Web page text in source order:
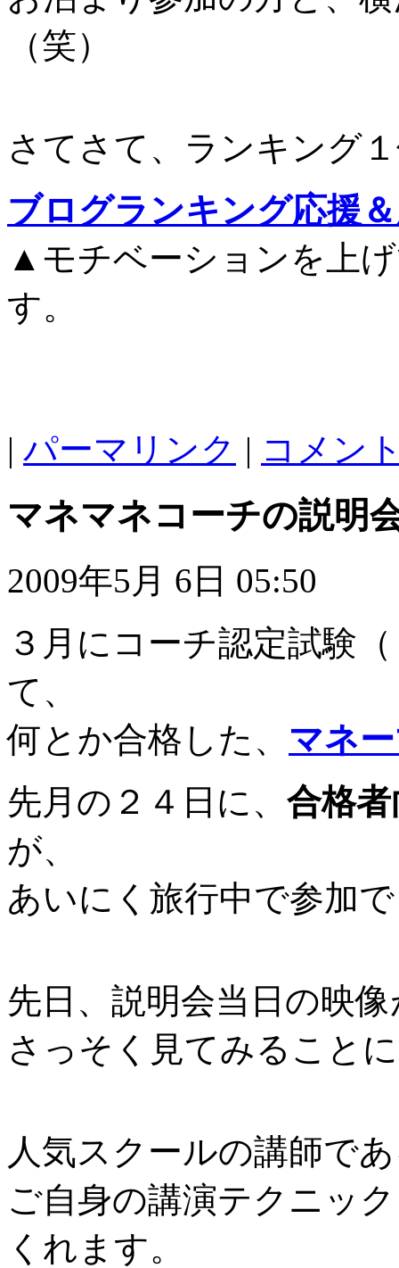
（笑）
さてさて、ランキング
ブログランキング応援
▲モチベーションを上
す。
| パーマリンク | コメン
マネマネコーチの説明
2009年5月 6日 05:50
３月にコーチ認定試験
て、
何とか合格した、 マネ
先月の２４日に、 合格
が、
あいにく旅行中で参加
先日、説明会当日の映
さっそく見てみること
人気スクールの講師で
ご自身の講演テクニッ
くれます。